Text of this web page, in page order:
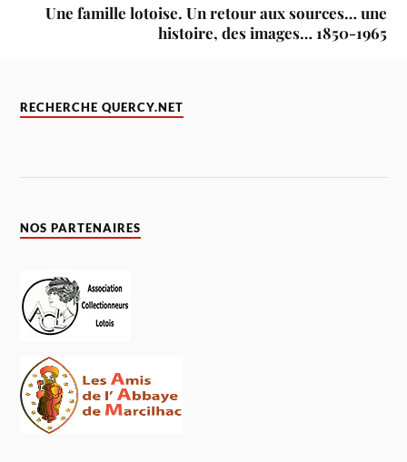
Une famille lotoise. Un retour aux sources… une
histoire, des images… 1850-1965
RECHERCHE QUERCY.NET
NOS PARTENAIRES